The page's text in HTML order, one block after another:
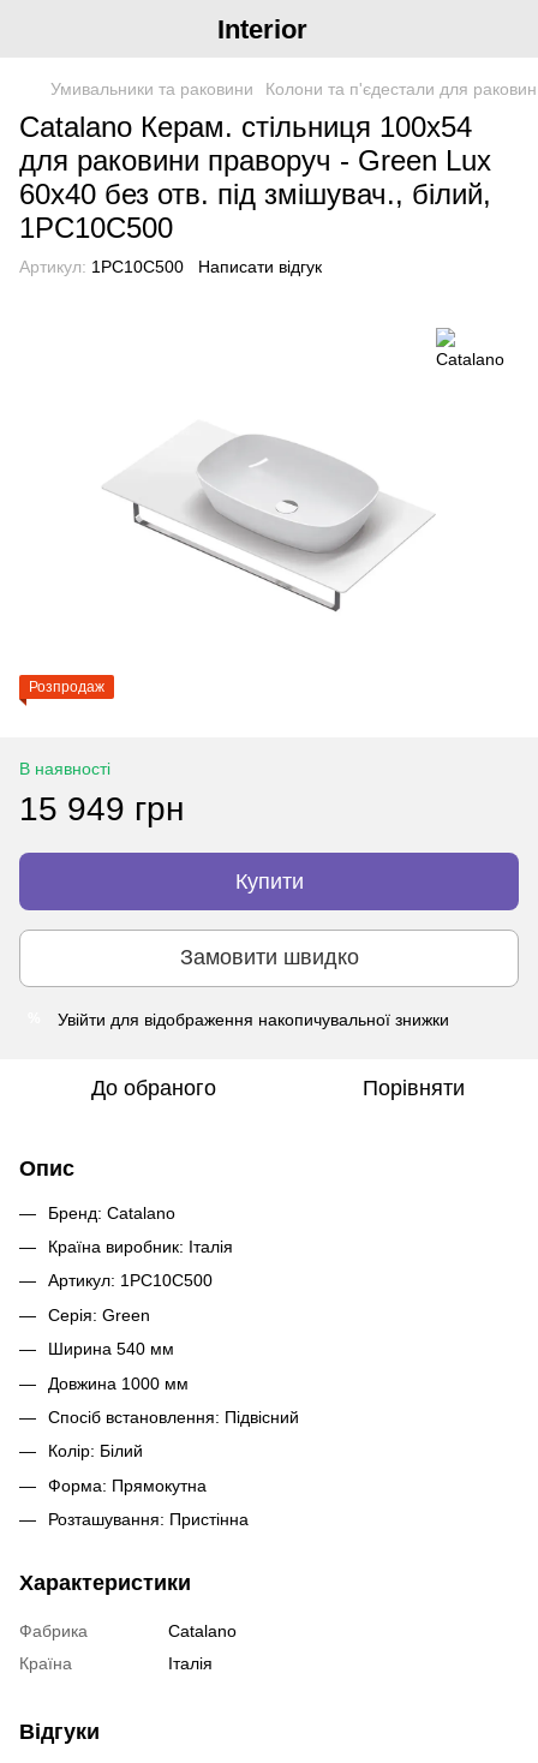
Interior
Умивальники та раковини Колони та п'єдестали для раковин
Catalano Керам. стільниця 100х54
для раковини праворуч - Green Lux
60х40 без отв. під змішувач., білий,
1PC10C500
Артикул: 1PC10C500 Написати відгук
Розпродаж
В наявності
15 949 грн
Купити
Замовити швидко
Увійти для відображення накопичувальної знижки
До обраного Порівняти
Опис
Бренд: Catalano
Країна виробник: Італія
Артикул: 1PC10C500
Серія: Green
Ширина 540 мм
Довжина 1000 мм
Спосіб встановлення: Підвісний
Колір: Білий
Форма: Прямокутна
Розташування: Пристінна
Характеристики
Фабрика
Catalano
Країна
Італія
Відгуки